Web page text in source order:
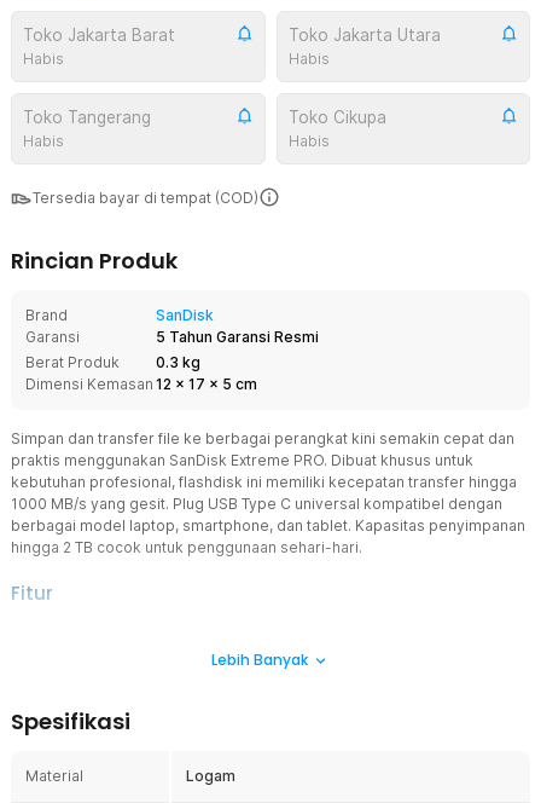
Toko Jakarta Barat
Habis
Toko Jakarta Utara
Habis
Toko Tangerang
Habis
Toko Cikupa
Habis
Tersedia bayar di tempat (COD)
Rincian Produk
Brand
SanDisk
Garansi
5 Tahun Garansi Resmi
Berat Produk
0.3 kg
Dimensi Kemasan 12 x 17 x 5 cm
Simpan dan transfer file ke berbagai perangkat kini semakin cepat dan
praktis menggunakan SanDisk Extreme PRO. Dibuat khusus untuk
kebutuhan profesional, flashdisk ini memiliki kecepatan transfer hingga
1000 MB/s yang gesit. Plug USB Type C universal kompatibel dengan
berbagai model laptop, smartphone, dan tablet. Kapasitas penyimpanan
hingga 2 TB cocok untuk penggunaan sehari-hari.
Fitur
Tingkatkan produktivitas dengan kecepatan transfer data gesit
besar seperti video 4K dan foto RAW hanya dalam hitungan detik
Tak perlu pusing mencari OTG untuk memindahkan aneka file.
Lebih Banyak
Spesifikasi
Material Logam